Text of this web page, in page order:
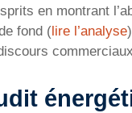
en montrant
fond (lire l’analyse